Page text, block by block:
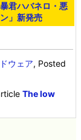
君ハバネロ・悪
」新発売
ウェア, Posted
The low